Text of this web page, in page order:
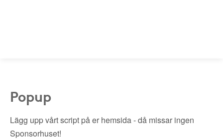
Popup
Lägg upp vårt script på er hemsida - då missar ingen
Sponsorhuset!